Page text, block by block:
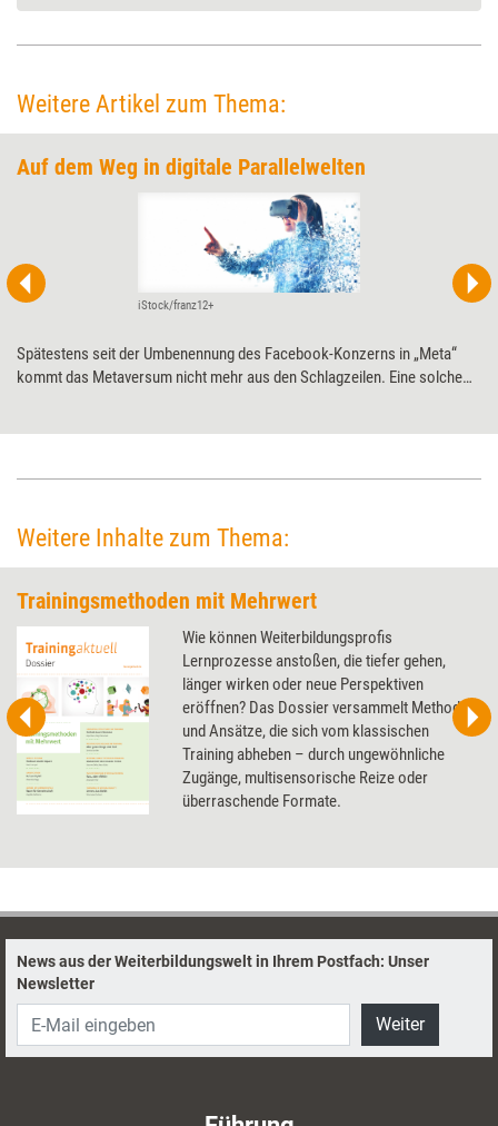
Weitere Artikel zum Thema:
Auf dem Weg in digitale Parallelwelten
iStock/franz12+
Spätestens seit der Umbenennung des Facebook-Konzerns in „Meta“
kommt das Metaversum nicht mehr aus den Schlagzeilen. Eine solche
Weitere Inhalte zum Thema:
Trainingsmethoden mit Mehrwert
Wie können Weiterbildungsprofis
Lernprozesse anstoßen, die tiefer gehen,
länger wirken oder neue Perspektiven
eröffnen? Das Dossier versammelt Methoden
und Ansätze, die sich vom klassischen
Training abheben – durch ungewöhnliche
Zugänge, multisensorische Reize oder
überraschende Formate.
News aus der Weiterbildungswelt in Ihrem Postfach: Unser
Newsletter
Weiter